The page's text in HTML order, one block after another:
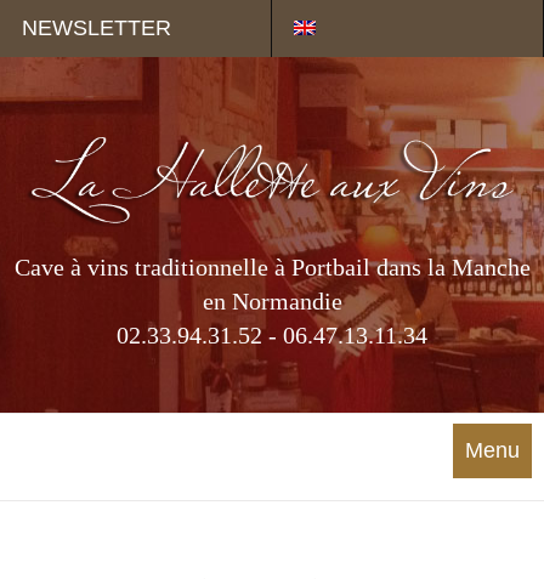
NEWSLETTER
Cave à vins traditionnelle à Portbail dans la Manche
en Normandie
02.33.94.31.52 - 06.47.13.11.34
Menu
Panneau de gestion des cookies